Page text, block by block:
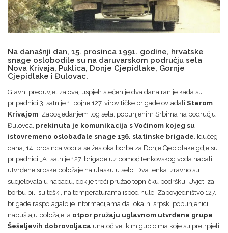
Na današnji dan, 15. prosinca 1991. godine, hrvatske
snage oslobodile su na daruvarskom području sela
Nova Krivaja, Puklica, Donje Cjepidlake, Gornje
Cjepidlake i Đulovac.
Glavni preduvjet za ovaj uspjeh stečen je dva dana ranije kada su
pripadnici 3. satnije 1. bojne 127. virovitičke brigade ovladali Starom
Krivajom. Zaposjedanjem tog sela, pobunjenim Srbima na području
Đulovca, prekinuta je komunikacija s Voćinom kojeg su
istovremeno oslobađale snage 136. slatinske brigade. Idućeg
dana, 14. prosinca vodila se žestoka borba za Donje Cjepidlake gdje su
pripadnici „A“ satnije 127. brigade uz pomoć tenkovskog voda napali
utvrđene srpske položaje na ulasku u selo. Dva tenka izravno su
sudjelovala u napadu, dok je treći pružao topničku podršku. Uvjeti za
borbu bili su teški, na temperaturama ispod nule. Zapovjedništvo 127.
brigade raspolagalo je informacijama da lokalni srpski pobunjenici
napuštaju položaje, a otpor pružaju uglavnom utvrđene grupe
Šešeljevih dobrovoljaca unatoč velikim gubicima koje su pretrpjeli